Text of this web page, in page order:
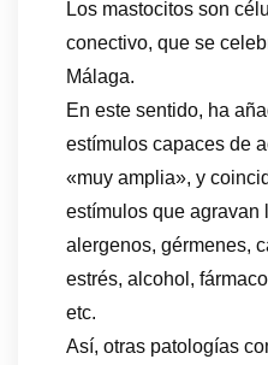
Los mastocitos son
conectivo, que se
Málaga.
En este sentido, ha
estímulos capaces de
«muy amplia», y
estímulos que agravan
alergenos, gérmenes,
estrés, alcohol,
etc.
Así, otras patologías